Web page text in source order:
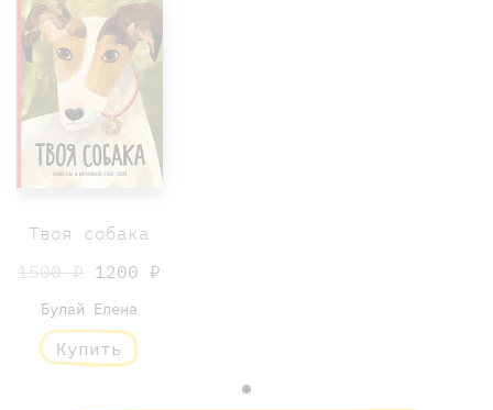
Твоя собака
1500 ₽ 1200 ₽
Булай Елена
Купить